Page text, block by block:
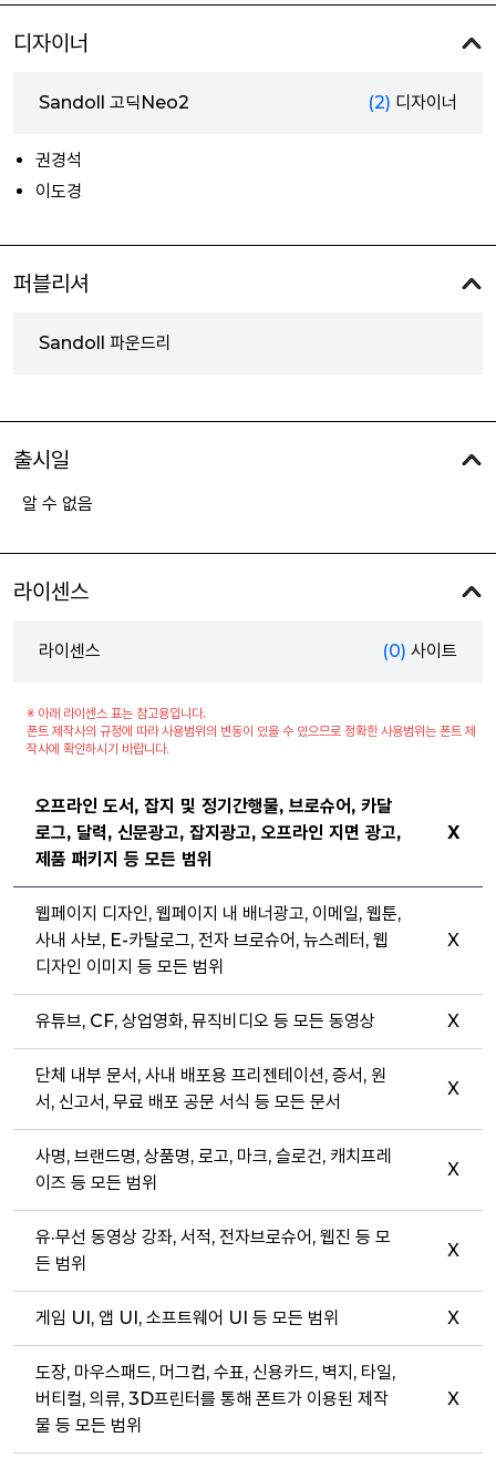
디자이너
Sandoll 고딕Neo2 (2) 디자이너
권경석
이도경
퍼블리셔
Sandoll 파운드리
출시일
알 수 없음
라이센스
라이센스 (0) 사이트
※ 아래 라이센스 표는 참고용입니다.
폰트 제작사의 규정에 따라 사용범위의 변동이 있을 수 있으므로 정확한 사용범위는 폰트 제
작사에 확인하시기 바랍니다.
오프라인 도서, 잡지 및 정기간행물, 브로슈어, 카달
로그, 달력, 신문광고, 잡지광고, 오프라인 지면 광고,
제품 패키지 등 모든 범위
X
웹페이지 디자인, 웹페이지 내 배너광고, 이메일, 웹툰,
사내 사보, E-카탈로그, 전자 브로슈어, 뉴스레터, 웹
디자인 이미지 등 모든 범위
X
유튜브, CF, 상업영화, 뮤직비디오 등 모든 동영상 X
단체 내부 문서, 사내 배포용 프리젠테이션, 증서, 원
서, 신고서, 무료 배포 공문 서식 등 모든 문서
X
사명, 브랜드명, 상품명, 로고, 마크, 슬로건, 캐치프레
이즈 등 모든 범위
X
유·무선 동영상 강좌, 서적, 전자브로슈어, 웹진 등 모
든 범위
X
게임 UI, 앱 UI, 소프트웨어 UI 등 모든 범위 X
도장, 마우스패드, 머그컵, 수표, 신용카드, 벽지, 타일,
버티컬, 의류, 3D프린터를 통해 폰트가 이용된 제작
물 등 모든 범위
X